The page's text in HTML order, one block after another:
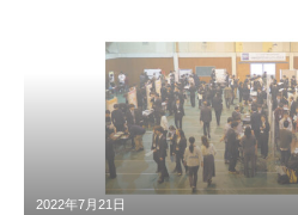
2022年7月21日